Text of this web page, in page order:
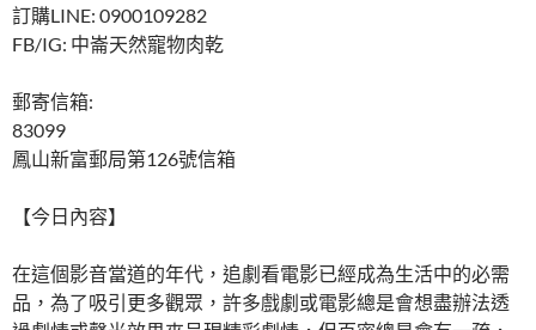
訂購LINE: 0900109282
FB/IG: 中崙天然寵物肉乾
郵寄信箱:
83099
鳳山新富郵局第126號信箱
【今日內容】
在這個影音當道的年代，追劇看電影已經成為生活中的必需
品，為了吸引更多觀眾，許多戲劇或電影總是會想盡辦法透